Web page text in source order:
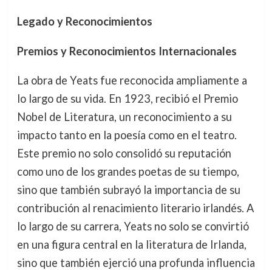
Legado y Reconocimientos
Premios y Reconocimientos Internacionales
La obra de Yeats fue reconocida ampliamente a
lo largo de su vida. En 1923, recibió el Premio
Nobel de Literatura, un reconocimiento a su
impacto tanto en la poesía como en el teatro.
Este premio no solo consolidó su reputación
como uno de los grandes poetas de su tiempo,
sino que también subrayó la importancia de su
contribución al renacimiento literario irlandés. A
lo largo de su carrera, Yeats no solo se convirtió
en una figura central en la literatura de Irlanda,
sino que también ejerció una profunda influencia